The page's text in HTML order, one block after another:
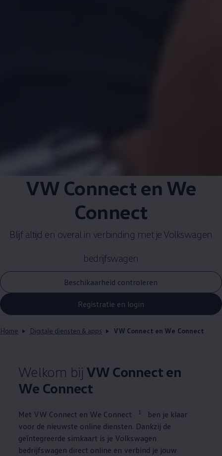
VW Connect en We
Connect
Blijf altijd en overal in verbinding met je Volkswagen
bedrijfswagen
Beschikaarheid controleren
Registratie en login
Home Digitale diensten & apps VW Connect en We Connect
Welkom bij VW Connect en
We Connect
Met VW Connect en We Connect 1
ben je klaar
voor de nieuwste online diensten. Dankzij de
geïntegreerde simkaart is je Volkswagen
bedrijfswagen direct online en verbind je jouw